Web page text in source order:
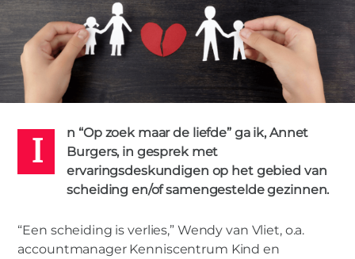
ANNET 26 AUGUSTUS 2021
BOEK KENNISCENTRUM KIND EN SCHEIDING
MIESMAGAZINE
OUDERS SCHEIDING
1
IN DE KIJKER,PODCASTS
nu? In gesprek met Wendy van Vliet
I
n “Op zoek maar de liefde” ga ik, Annet
Burgers, in gesprek met
ervaringsdeskundigen op het gebied van
scheiding en/of samengestelde gezinnen.
“Een scheiding is verlies,” Wendy van Vliet, o.a.
accountmanager Kenniscentrum Kind en